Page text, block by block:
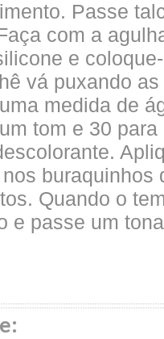
Passe
com a
e
vá puxando
medida de
tom e 30
buraquinhos
Quando o
e passe um